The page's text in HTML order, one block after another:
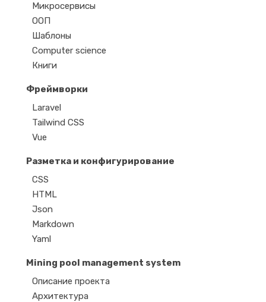
Микросервисы
ООП
Шаблоны
Computer science
Книги
Фреймворки
Laravel
Tailwind CSS
Vue
Разметка и конфигурирование
CSS
HTML
Json
Markdown
Yaml
Mining pool management system
Описание проекта
Архитектура